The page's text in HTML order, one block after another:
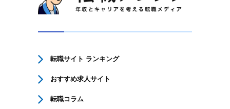
転職サイト ランキング
おすすめ求人サイト
転職コラム